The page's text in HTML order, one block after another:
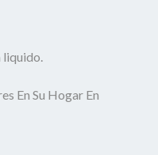
liquido.
En Su Hogar En